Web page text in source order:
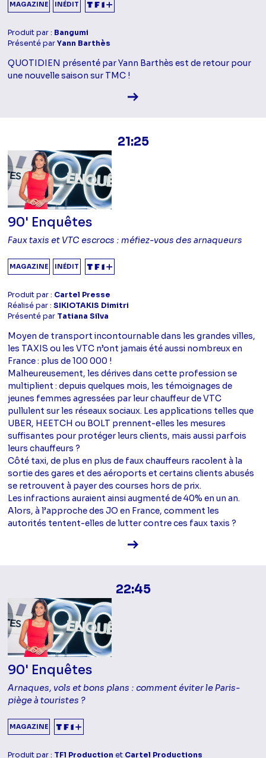
MAGAZINE INÉDIT
Produit par : Bangumi
Présenté parYann Barthès
QUOTIDIEN présenté par Yann Barthès est de retour pour
une nouvelle saison sur TMC !
Voir la fiche diffusion
21:25
90' Enquêtes
Faux taxis et VTC escrocs : méfiez-vous des arnaqueurs
MAGAZINE INÉDIT
Produit par : Cartel Presse
Réalisé par :SIKIOTAKIS Dimitri
Présenté par Tatiana Silva
Moyen de transport incontournable dans les grandes villes,
les TAXIS ou les VTC n’ont jamais été aussi nombreux en
France : plus de 100 000 !
Malheureusement, les dérives dans cette profession se
multiplient : depuis quelques mois, les témoignages de
jeunes femmes agressées par leur chauffeur de VTC
pullulent sur les réseaux sociaux. Les applications telles que
UBER, HEETCH ou BOLT prennent-elles les mesures
suffisantes pour protéger leurs clients, mais aussi parfois
leurs chauffeurs ?
Côté taxi, de plus en plus de faux chauffeurs racolent à la
sortie des gares et des aéroports et certains clients abusés
se retrouvent à payer des courses hors de prix.
Les infractions auraient ainsi augmenté de 40% en un an.
Alors, à l’approche des JO en France, comment les
autorités tentent-elles de lutter contre ces faux taxis ?
Voir la fiche diffusion
22:45
90' Enquêtes
Arnaques, vols et bons plans : comment éviter le Paris-
piège à touristes ?
MAGAZINE
Produit par : TF1 Production et Cartel Productions